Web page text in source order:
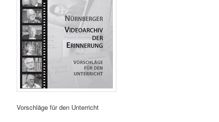
Vorschläge für den Unterricht